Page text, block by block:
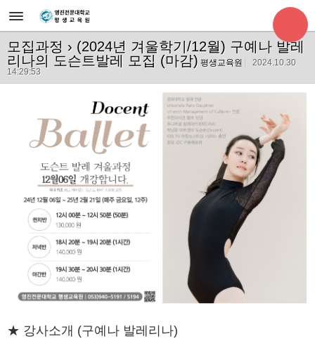
모집과정 › (2024년 겨울학기/12월) 구예나 발레
리나의 도슨트발레 모집 (마감) 평생교육원
2024.10.30
14:29:53
★ 강사소개 (구예나 발레리나)